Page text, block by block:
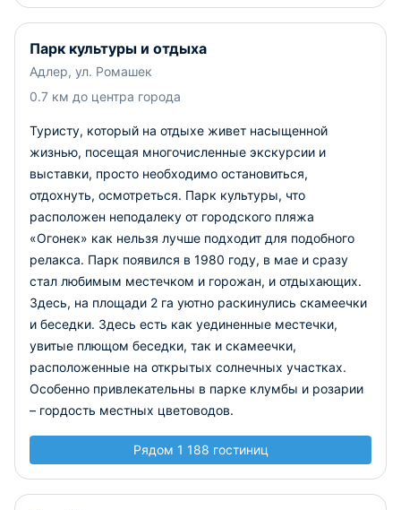
Парк культуры и отдыха
Адлер, ул. Ромашек
0.7 км до центра города
Туристу, который на отдыхе живет насыщенной
жизнью, посещая многочисленные экскурсии и
выставки, просто необходимо остановиться,
отдохнуть, осмотреться. Парк культуры, что
расположен неподалеку от городского пляжа
«Огонек» как нельзя лучше подходит для подобного
релакса. Парк появился в 1980 году, в мае и сразу
стал любимым местечком и горожан, и отдыхающих.
Здесь, на площади 2 га уютно раскинулись скамеечки
и беседки. Здесь есть как уединенные местечки,
увитые плющом беседки, так и скамеечки,
расположенные на открытых солнечных участках.
Особенно привлекательны в парке клумбы и розарии
– гордость местных цветоводов.
Рядом 1 188 гостиниц